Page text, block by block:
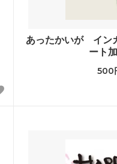
あったかいが イン
ート
500